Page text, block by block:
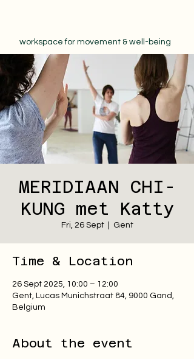
workspace for movement & well-being
MERIDIAAN CHI-
KUNG met Katty
Fri, 26 Sept
  |
Gent
Time & Location
26 Sept 2025, 10:00 – 12:00
Gent, Lucas Munichstraat 84, 9000 Gand,
Belgium
About the event